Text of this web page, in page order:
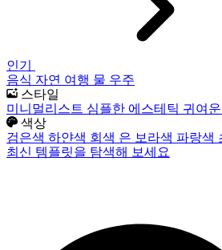
인기
음식 자연 여행 물 우주
스타일
미니멀리스트 심플한 에스테틱 귀여운
색상
검은색 하얀색 회색 은 보라색 파랑색
최신 템플릿을 탐색해 보세요